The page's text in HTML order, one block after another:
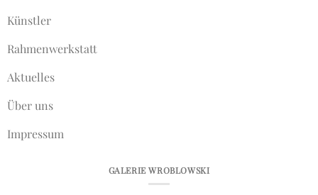
Künstler
Rahmenwerkstatt
Aktuelles
Über uns
Impressum
GALERIE WROBLOWSKI